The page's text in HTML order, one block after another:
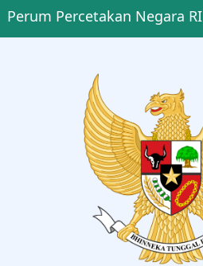
Perum Percetakan Negara RI